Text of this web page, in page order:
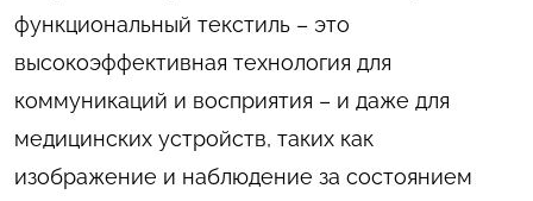
функциональный текстиль – это
высокоэффективная технология для
коммуникаций и восприятия – и даже для
медицинских устройств, таких как
изображение и наблюдение за состоянием